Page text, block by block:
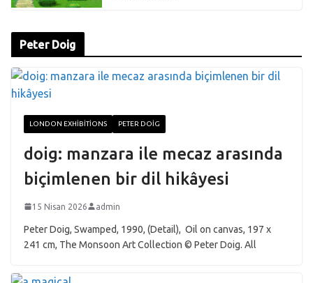
Peter Doig
LONDON EXHIBITIONS PETER DOIG
doig: manzara ile mecaz arasında
biçimlenen bir dil hikâyesi
15 Nisan 2026 admin
Peter Doig, Swamped, 1990, (Detail), Oil on canvas, 197 x
241 cm, The Monsoon Art Collection © Peter Doig. All